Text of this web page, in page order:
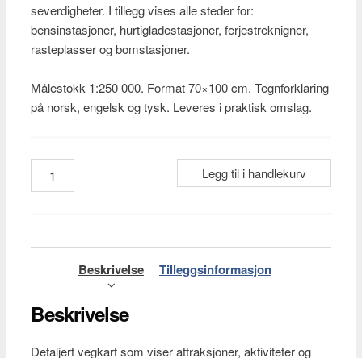
severdigheter. I tillegg vises alle steder for:
bensinstasjoner, hurtigladestasjoner, ferjestreknigner,
rasteplasser og bomstasjoner.
Målestokk 1:250 000. Format 70×100 cm. Tegnforklaring
på norsk, engelsk og tysk. Leveres i praktisk omslag.
Sør-
Norge
000)
Legg til i handlekurv
Beskrivelse Tilleggsinformasjon
Beskrivelse
Detaljert vegkart som viser attraksjoner, aktiviteter og